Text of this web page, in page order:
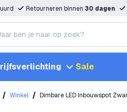
Retourneren binnen 30 dagen
Sale
Winkel Dimbare LED Inbouwspot